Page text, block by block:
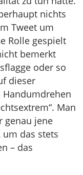
nichts
Tweet um
Rolle gespielt
bemerkt
oder so
dieser
Handumdrehen
Man
genau jene
das stets
– das